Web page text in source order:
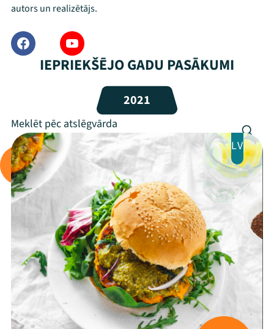
Festivāls
Programma
Arhīvs
Viņi bija LAMPĀ 2026
Jaunumi
Ziedo
Veikals
Kontakti
autors un realizētājs.
IEPRIEKŠĒJO GADU PASĀKUMI
2021
LV